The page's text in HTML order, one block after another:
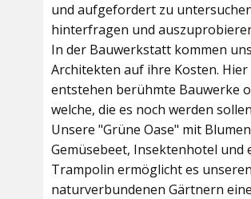
und aufgefordert zu
hinterfragen und
In der Bauwerkstatt kommen
Architekten auf ihre Kosten. Hier
entstehen berühmte Bauwerke
welche, die es noch werden
Unsere "Grüne Oase" mit
Gemüsebeet, Insektenhotel und
Trampolin ermöglicht es unseren
naturverbundenen Gärtnern